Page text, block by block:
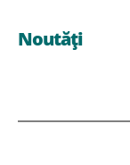
Noutăți